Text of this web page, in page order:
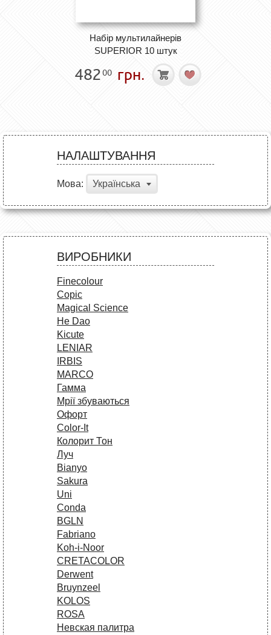
Набір мультилайнерів
SUPERIOR 10 штук
48200 грн.
НАЛАШТУВАННЯ
Мова: Українська
ВИРОБНИКИ
Finecolour
Copic
Magical Science
He Dao
Kicute
LENIAR
IRBIS
MARCO
Гамма
Мрії збуваються
Офорт
Сolor-It
Колорит Тон
Луч
Bianyo
Sakura
Uni
Conda
BGLN
Fabriano
Koh-i-Noor
CRETACOLOR
Derwent
Bruynzeel
KOLOS
ROSA
Невская палитра